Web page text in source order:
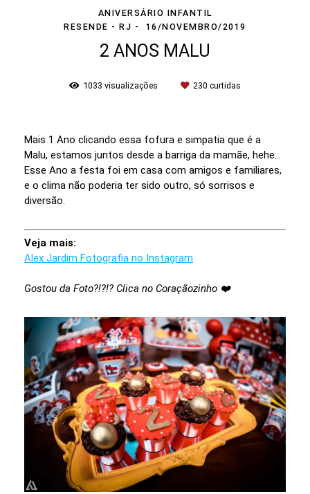
ANIVERSÁRIO INFANTIL
RESENDE - RJ
16/NOVEMBRO/2019
2 ANOS MALU
1033 visualizações 230 curtidas
Mais 1 Ano clicando essa fofura e simpatia que é a
Malu, estamos juntos desde a barriga da mamãe, hehe...
Esse Ano a festa foi em casa com amigos e familiares,
e o clima não poderia ter sido outro, só sorrisos e
diversão.
Veja mais:
Alex Jardim Fotografia no Instagram
Gostou da Foto?!?!? Clica no Coraçãozinho ❤️